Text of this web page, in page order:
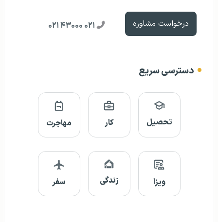
درخواست مشاوره ۰۲۱ ۴۳۰۰۰ ۰۲۱
دسترسی سریع
تحصیل کار مهاجرت
ویزا زندگی سفر